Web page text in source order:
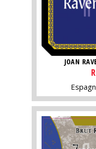
JOAN